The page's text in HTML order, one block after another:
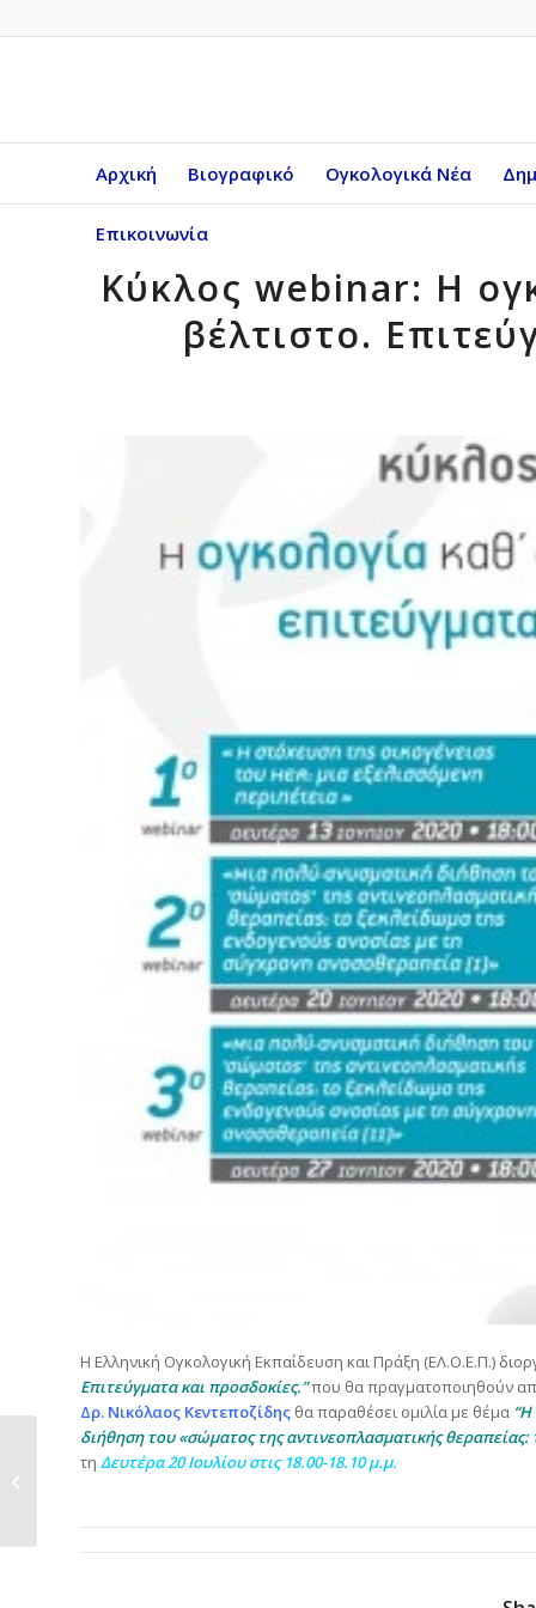
Αρχική Βιογραφικό Ογκολογικά Νέα
Επικοινωνία
Κύκλος webinar: Η
βέλτιστο.
Η Ελληνική Ογκολογική Εκπαίδευση και Πράξη (ΕΛ.Ο.Ε.Π.)
Επιτεύγματα και προσδοκίες.”που θα πραγματοποιηθούν
Δρ. Νικόλαος Κεντεποζίδης θα παραθέσει ομιλία με θέμα “Η
διήθηση του «σώματος της αντινεοπλασματικής
τη Δευτέρα 20 Ιουλίου στις 18.00-18.10 μ.μ.
Overview στις νέες
θεραπείες για τον